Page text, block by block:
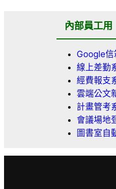
內部員工用
Google信
線上差勤
經費報支
雲端公文
計畫管考
會議場地
圖書室自